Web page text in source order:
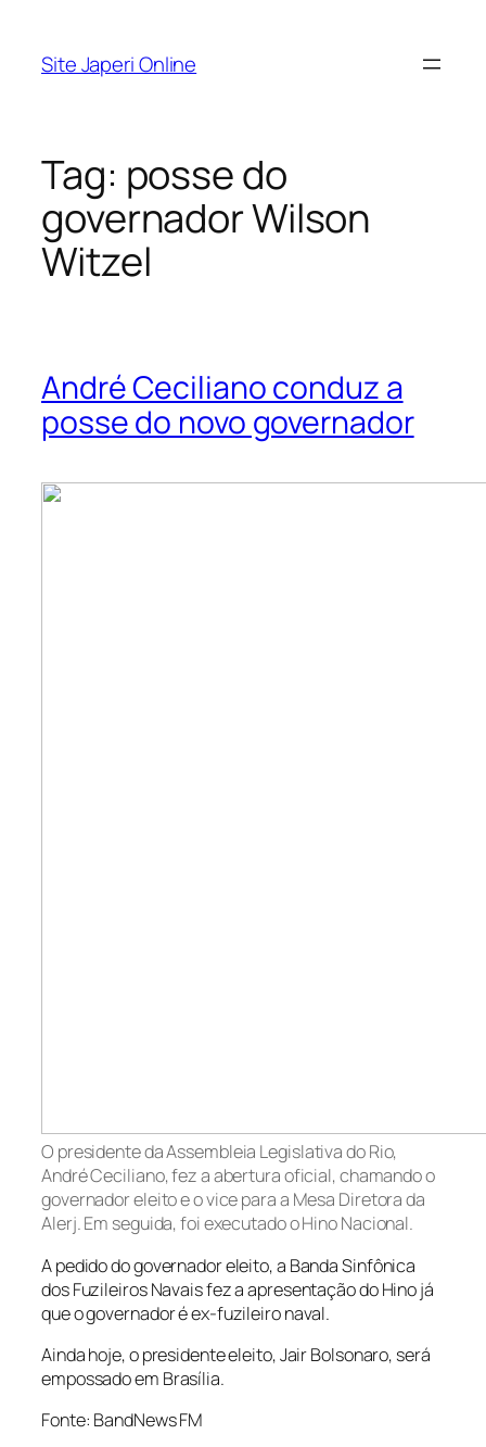
Site Japeri Online
Tag: posse do
governador Wilson
Witzel
André Ceciliano conduz a
posse do novo governador
O presidente da Assembleia Legislativa do Rio,
André Ceciliano, fez a abertura oficial, chamando o
governador eleito e o vice para a Mesa Diretora da
Alerj. Em seguida, foi executado o Hino Nacional.
A pedido do governador eleito, a Banda Sinfônica
dos Fuzileiros Navais fez a apresentação do Hino já
que o governador é ex-fuzileiro naval.
Ainda hoje, o presidente eleito, Jair Bolsonaro, será
empossado em Brasília.
Fonte: BandNews FM